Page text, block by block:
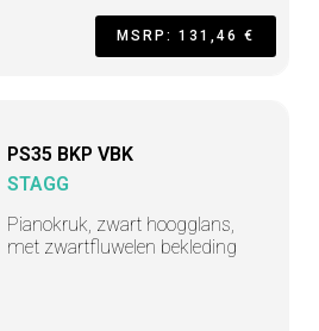
MSRP: 131,46 €
PS35 BKP VBK
STAGG
Pianokruk, zwart hoogglans,
met zwartfluwelen bekleding